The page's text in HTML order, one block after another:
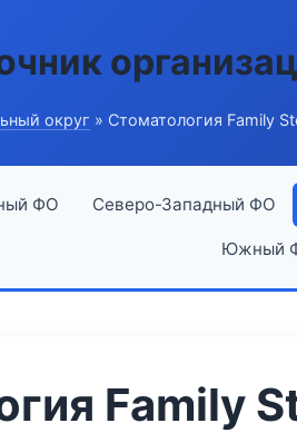
округ » Стоматология Family
ФО Северо-Западный ФО
Южный
Family